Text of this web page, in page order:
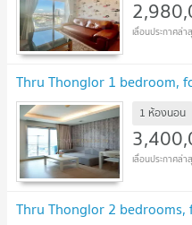
Thru Thonglor 1 bedroom,
1 ห้องนอน
Thru Thonglor 2 bedrooms,